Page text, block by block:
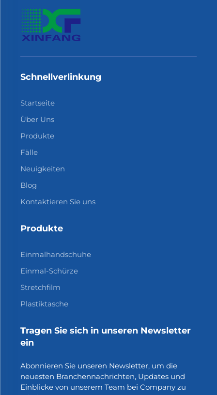
Schnellverlinkung
Startseite
Über Uns
Produkte
Fälle
Neuigkeiten
Blog
Kontaktieren Sie uns
Produkte
Einmalhandschuhe
Einmal-Schürze
Stretchfilm
Plastiktasche
Tragen Sie sich in unseren Newsletter
ein
Abonnieren Sie unseren Newsletter, um die
neuesten Branchennachrichten, Updates und
Einblicke von unserem Team bei Company zu